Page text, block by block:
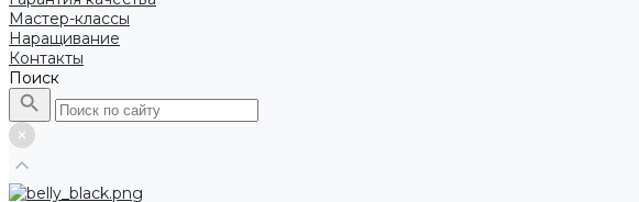
Мастер-классы
Наращивание
Контакты
Поиск